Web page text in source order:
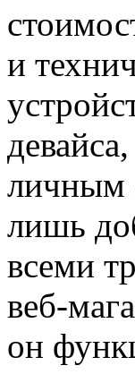
и
личным
лишь
всеми
веб-
он